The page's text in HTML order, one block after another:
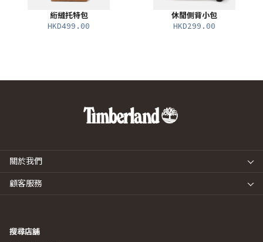
絎縫托特包
HKD499.00
休閒側背小包
HKD299.00
關於我們
顧客服務
搜尋店舖